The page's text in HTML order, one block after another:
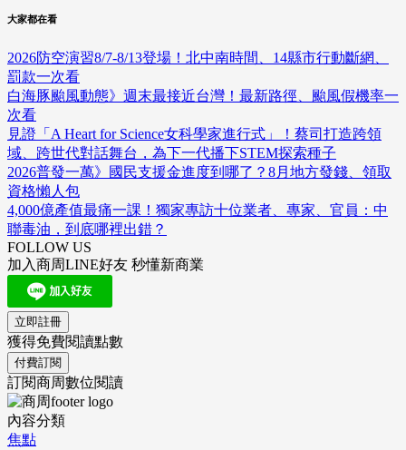
大家都在看
2026防空演習8/7-8/13登場！北中南時間、14縣市行動斷網、
罰款一次看
白海豚颱風動態》週末最接近台灣！最新路徑、颱風假機率一
次看
見證「A Heart for Science女科學家進行式」！蔡司打造跨領
域、跨世代對話舞台，為下一代播下STEM探索種子
2026普發一萬》國民支援金進度到哪了？8月地方發錢、領取
資格懶人包
4,000億產值最痛一課！獨家專訪十位業者、專家、官員：中
聯毒油，到底哪裡出錯？
FOLLOW US
加入商周LINE好友 秒懂新商業
立即註冊
獲得免費閱讀點數
付費訂閱
訂閱商周數位閱讀
內容分類
焦點